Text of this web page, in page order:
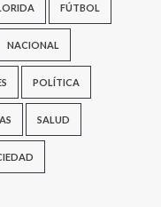
FÚTBOL
NACIONAL
POLÍTICA
SALUD